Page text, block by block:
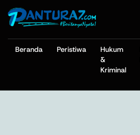
Beranda Peristiwa
Hukum
&
Kriminal